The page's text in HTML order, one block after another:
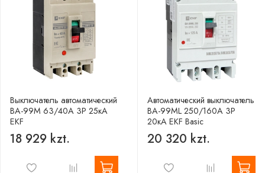
Выключатель автоматический
ВА-99М 63/40А 3P 25кА
EKF
18 929 kzt.
Автоматический выключатель
ВА-99МL 250/160А 3P
20кА EKF Basic
20 320 kzt.